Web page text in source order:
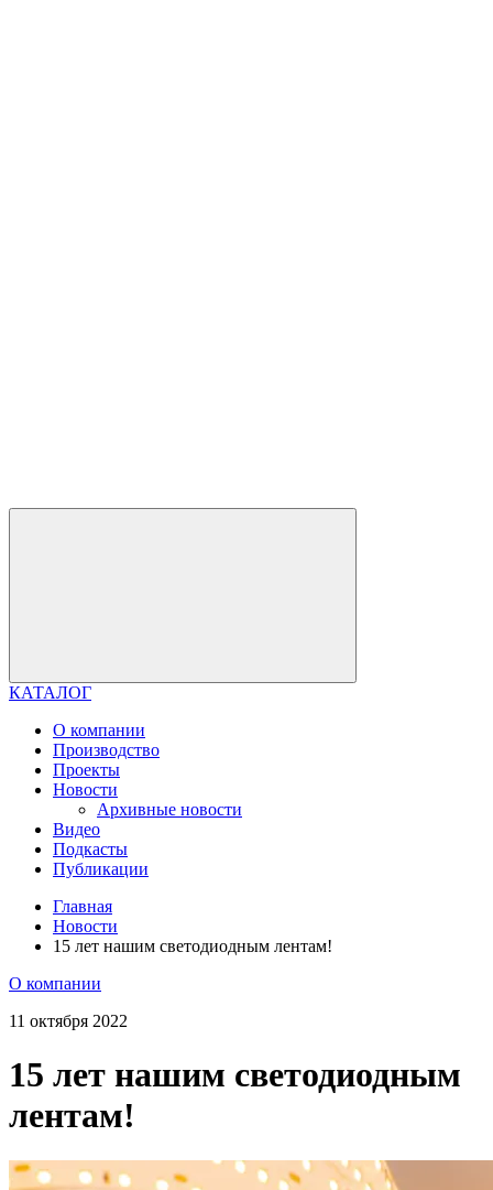
КАТАЛОГ
О компании
Производство
Проекты
Новости
Архивные новости
Видео
Подкасты
Публикации
Главная
Новости
15 лет нашим светодиодным лентам!
О компании
11 октября 2022
15 лет нашим светодиодным
лентам!